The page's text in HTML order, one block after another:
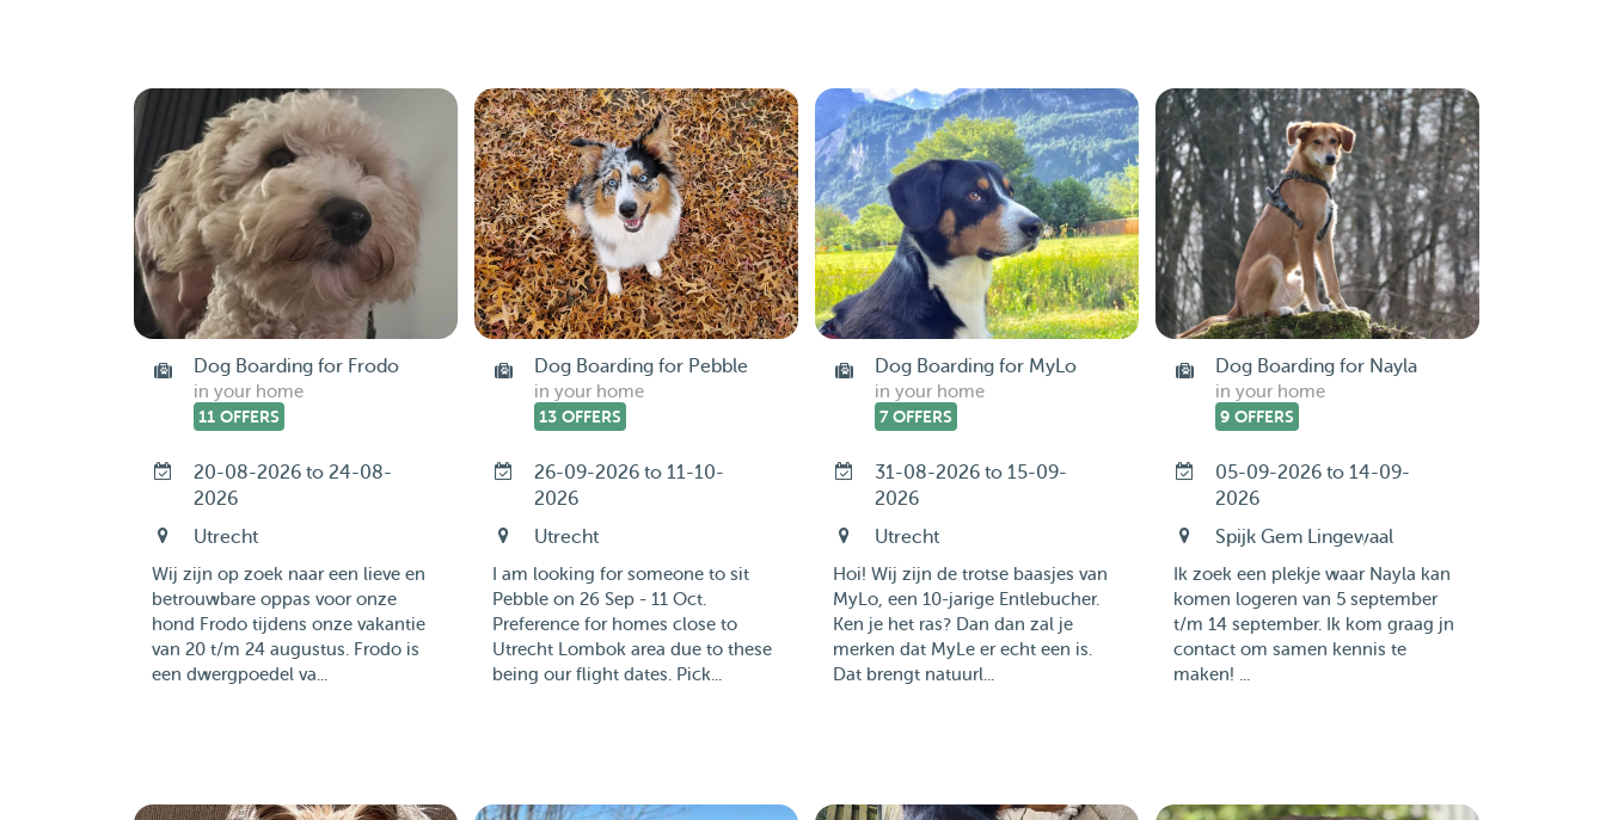
Dog Boarding for Frodo
in your home
11 OFFERS
20-08-2026 to 24-08-
2026
Utrecht
Wij zijn op zoek naar een lieve en
betrouwbare oppas voor onze
hond Frodo tijdens onze vakantie
van 20 t/m 24 augustus. Frodo is
een dwergpoedel va...
Dog Boarding for Pebble
in your home
13 OFFERS
26-09-2026 to 11-10-
2026
Utrecht
I am looking for someone to sit
Pebble on 26 Sep - 11 Oct.
Preference for homes close to
Utrecht Lombok area due to these
being our flight dates. Pick...
Dog Boarding for MyLo
in your home
7 OFFERS
31-08-2026 to 15-09-
2026
Utrecht
Hoi! Wij zijn de trotse baasjes van
MyLo, een 10-jarige Entlebucher.
Ken je het ras? Dan dan zal je
merken dat MyLe er echt een is.
Dat brengt natuurl...
Dog Boarding for Nayla
in your home
9 OFFERS
05-09-2026 to 14-09-
2026
Spijk Gem Lingewaal
Ik zoek een plekje waar Nayla kan
komen logeren van 5 september
t/m 14 september. Ik kom graag jn
contact om samen kennis te
maken! ...